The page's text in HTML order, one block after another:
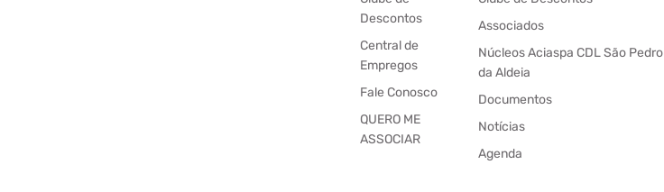
Descontos
Central de
Empregos
Fale Conosco
QUERO ME
ASSOCIAR
Associados
Núcleos Aciaspa CDL São Pedro
da Aldeia
Documentos
Notícias
Agenda